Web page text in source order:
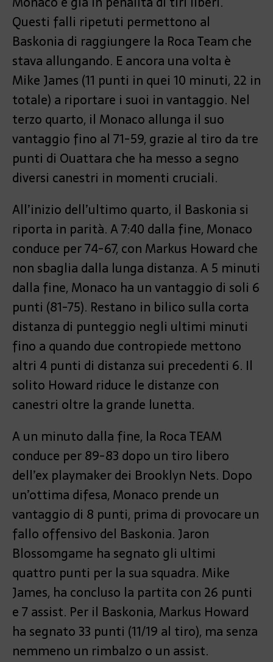
Questi falli ripetuti permettono al
Baskonia di raggiungere la Roca Team che
stava allungando. E ancora una volta è
Mike James (11 punti in quei 10 minuti, 22 in
totale) a riportare i suoi in vantaggio. Nel
terzo quarto, il Monaco allunga il suo
vantaggio fino al 71-59, grazie al tiro da tre
punti di Ouattara che ha messo a segno
diversi canestri in momenti cruciali.
All’inizio dell’ultimo quarto, il Baskonia si
riporta in parità. A 7:40 dalla fine, Monaco
conduce per 74-67, con Markus Howard che
non sbaglia dalla lunga distanza. A 5 minuti
dalla fine, Monaco ha un vantaggio di soli 6
punti (81-75). Restano in bilico sulla corta
distanza di punteggio negli ultimi minuti
fino a quando due contropiede mettono
altri 4 punti di distanza sui precedenti 6. Il
solito Howard riduce le distanze con
canestri oltre la grande lunetta.
A un minuto dalla fine, la Roca TEAM
conduce per 89-83 dopo un tiro libero
dell’ex playmaker dei Brooklyn Nets. Dopo
un’ottima difesa, Monaco prende un
vantaggio di 8 punti, prima di provocare un
fallo offensivo del Baskonia. Jaron
Blossomgame ha segnato gli ultimi
quattro punti per la sua squadra. Mike
James, ha concluso la partita con 26 punti
e 7 assist. Per il Baskonia, Markus Howard
ha segnato 33 punti (11/19 al tiro), ma senza
nemmeno un rimbalzo o un assist.